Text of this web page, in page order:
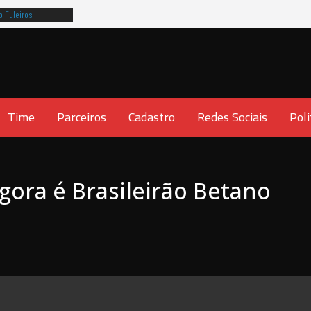
Fuleiros
No Clubs !!!
derrota.
Time Parceiros Cadastro Redes Sociais
é Brasileirão Betano